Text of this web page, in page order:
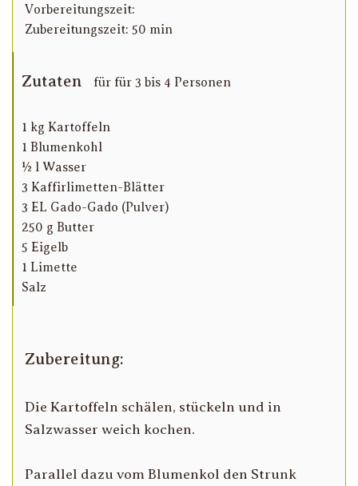
Vorbereitungszeit:
Zubereitungszeit: 50 min
Zutaten für für 3 bis 4 Personen
1 kg Kartoffeln
1 Blumenkohl
½ l Wasser
3 Kaffirlimetten-Blätter
3 EL Gado-Gado (Pulver)
250 g Butter
5 Eigelb
1 Limette
Salz
Zubereitung:
Die Kartoffeln schälen, stückeln und in
Salzwasser weich kochen.
Parallel dazu vom Blumenkol den Strunk